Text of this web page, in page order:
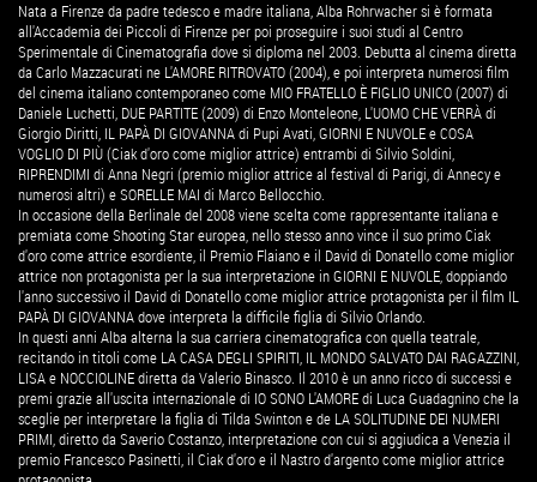
Nata a Firenze da padre tedesco e madre italiana, Alba Rohrwacher si è formata
all'Accademia dei Piccoli di Firenze per poi proseguire i suoi studi al Centro
Sperimentale di Cinematografia dove si diploma nel 2003. Debutta al cinema diretta
da Carlo Mazzacurati ne L'AMORE RITROVATO (2004), e poi interpreta numerosi film
del cinema italiano contemporaneo come MIO FRATELLO È FIGLIO UNICO (2007) di
Daniele Luchetti, DUE PARTITE (2009) di Enzo Monteleone, L'UOMO CHE VERRÀ di
Giorgio Diritti, IL PAPÀ DI GIOVANNA di Pupi Avati, GIORNI E NUVOLE e COSA
VOGLIO DI PIÙ (Ciak d'oro come miglior attrice) entrambi di Silvio Soldini,
RIPRENDIMI di Anna Negri (premio miglior attrice al festival di Parigi, di Annecy e
numerosi altri) e SORELLE MAI di Marco Bellocchio.
In occasione della Berlinale del 2008 viene scelta come rappresentante italiana e
premiata come Shooting Star europea, nello stesso anno vince il suo primo Ciak
d'oro come attrice esordiente, il Premio Flaiano e il David di Donatello come miglior
attrice non protagonista per la sua interpretazione in GIORNI E NUVOLE, doppiando
l'anno successivo il David di Donatello come miglior attrice protagonista per il film IL
PAPÀ DI GIOVANNA dove interpreta la difficile figlia di Silvio Orlando.
In questi anni Alba alterna la sua carriera cinematografica con quella teatrale,
recitando in titoli come LA CASA DEGLI SPIRITI, IL MONDO SALVATO DAI RAGAZZINI,
LISA e NOCCIOLINE diretta da Valerio Binasco. Il 2010 è un anno ricco di successi e
premi grazie all'uscita internazionale di IO SONO L'AMORE di Luca Guadagnino che la
sceglie per interpretare la figlia di Tilda Swinton e de LA SOLITUDINE DEI NUMERI
PRIMI, diretto da Saverio Costanzo, interpretazione con cui si aggiudica a Venezia il
premio Francesco Pasinetti, il Ciak d'oro e il Nastro d'argento come miglior attrice